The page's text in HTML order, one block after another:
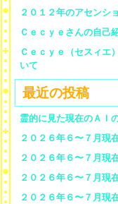
２０１２年のアセンシ
Ｃｅｃｙｅさんの自己
Ｃｅｃｙｅ（セスィエ
いて
最近の投稿
霊的に見た現在のＡＩ
２０２６年６〜７月現
２０２６年６〜７月
２０２６年６〜７月
２０２６年６〜７月